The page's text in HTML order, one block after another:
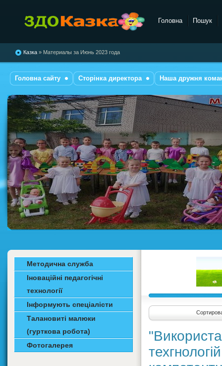
"Казка"
Головна Пошук
Казка » Материалы за Июнь 2023 года
Головна сайту Сторінка директора Наша дружня
Методична служба
Іноваційні педагогічні
технології
Інформують спеціалісти
Талановиті малюки
(гурткова робота)
Фотогалерея